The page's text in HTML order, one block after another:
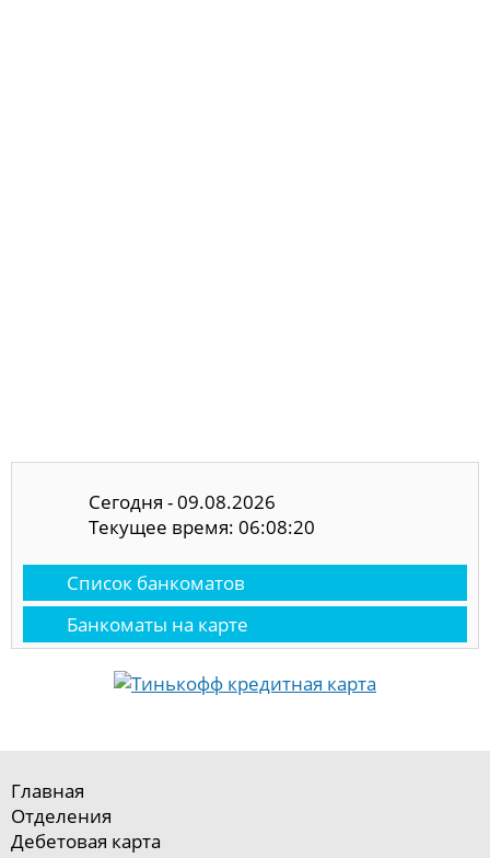
Сегодня - 09.08.2026
Текущее время: 06:08:20
Список банкоматов
Банкоматы на карте
Главная
Отделения
Дебетовая карта